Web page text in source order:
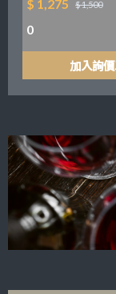
$ 1,275 $ 1,500
加入詢